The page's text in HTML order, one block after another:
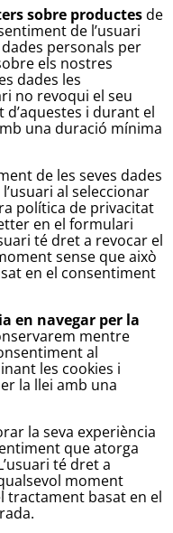
sobre productesde
de l’usuari
personals per
els nostres
dades les
no revoqui el seu
i durant el
una duració mínima
de les seves dades
al seleccionar
política de privacitat
en el formulari
té dret a revocar el
sense que això
en el consentiment
en navegar per la
mentre
al
les cookies i
la llei amb una
la seva experiència
que atorga
té dret a
moment
tractament basat en el